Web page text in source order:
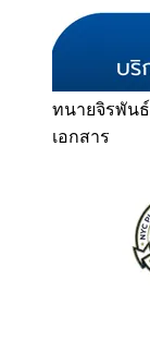
ทนายจิรพันธ์
เอกสาร